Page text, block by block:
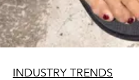
INDUSTRY TRENDS